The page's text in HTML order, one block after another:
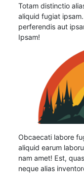
Totam distinctio
aliquid fugiat
perferendis aut
Ipsam!
Obcaecati labore
aliquid earum
nam amet! Est,
neque alias